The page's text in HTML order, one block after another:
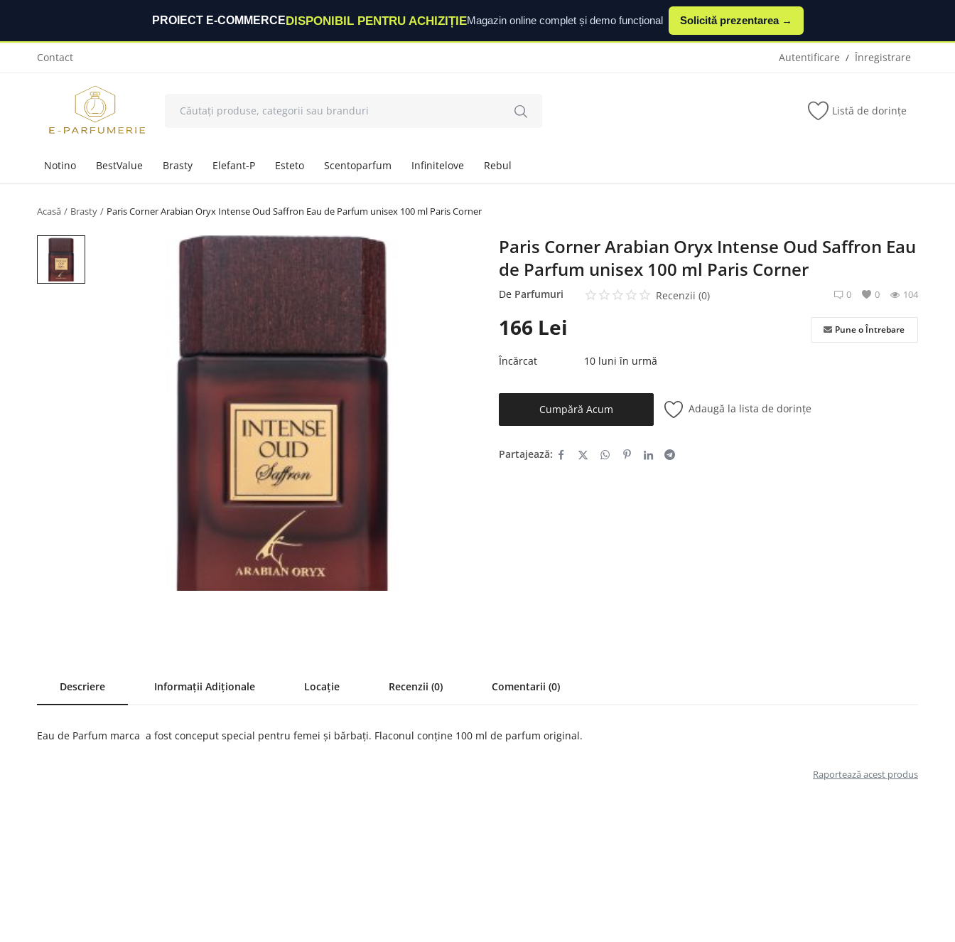
PROIECT E-COMMERCEDISPONIBIL PENTRU ACHIZIȚIEMagazin online complet și demo funcțional Solicită prezentarea →
Contact Autentificare / Înregistrare
Listă de dorințe
Notino BestValue Brasty Elefant-P Esteto Scentoparfum Infinitelove Rebul
Acasă Brasty Paris Corner Arabian Oryx Intense Oud Saffron Eau de Parfum unisex 100 ml Paris Corner
Paris Corner Arabian Oryx Intense Oud Saffron Eau
de Parfum unisex 100 ml Paris Corner
De Parfumuri Recenzii (0) 0 0 104
166 Lei Pune o Întrebare
Încărcat 10 luni în urmă
Cumpără Acum Adaugă la lista de dorințe
Partajează:
Descriere Informații Adiționale Locație Recenzii (0) Comentarii (0)
Eau de Parfum marca a fost conceput special pentru femei și bărbați. Flaconul conține 100 ml de parfum original.
Raportează acest produs